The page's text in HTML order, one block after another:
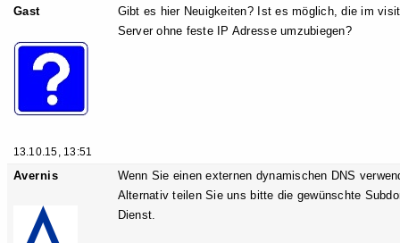
Gast
13.10.15, 13:51
Gibt es hier Neuigkeiten? Ist es möglich, die im
Server ohne feste IP Adresse umzubiegen?
Avernis
Wenn Sie einen externen dynamischen DNS
Alternativ teilen Sie uns bitte die gewünschte
Dienst.